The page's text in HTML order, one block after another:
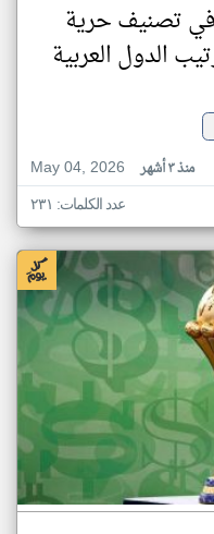
في تصنيف حرية
الدول العربية
May 04, 2026
منذ ٣ أشهر
عدد الكلمات: ٢٣١